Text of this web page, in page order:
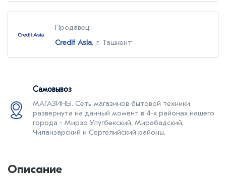
Продавец:
Credit Asia, г. Ташкент
Самовывоз
МАГАЗИНЫ. Cеть магазинов бытовой техники
развернута на данный момент в 4-х районах нашего
города - Мирзо Улугбекский, Мирабадский,
Чиланзарский и Сергелийский районы.
Описание